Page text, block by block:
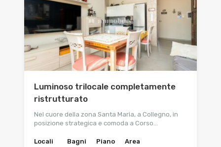
Luminoso trilocale completamente
ristrutturato
Nel cuore della zona Santa Maria, a Collegno, in
posizione strategica e comoda a Corso…
Locali Bagni Piano Area